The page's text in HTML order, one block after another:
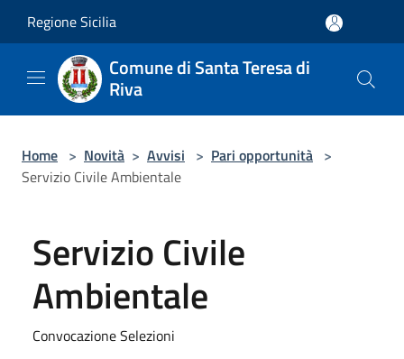
Regione Sicilia
Comune di Santa Teresa di
Riva
Home > Novità > Avvisi > Pari opportunità >
Servizio Civile Ambientale
Servizio Civile
Ambientale
Convocazione Selezioni